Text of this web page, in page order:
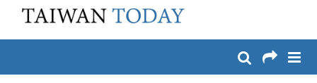
メイン コンテンツへスキップ